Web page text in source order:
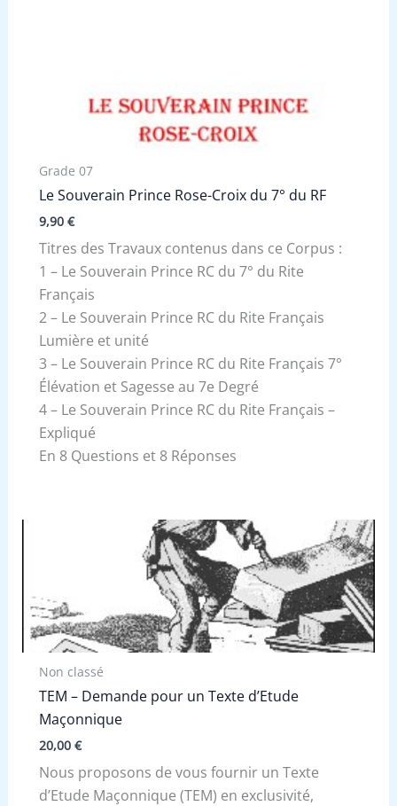
Grade 07
Le Souverain Prince Rose-Croix du 7° du RF
9,90 €
Titres des Travaux contenus dans ce Corpus :
1 – Le Souverain Prince RC du 7° du Rite
Français
2 – Le Souverain Prince RC du Rite Français
Lumière et unité
3 – Le Souverain Prince RC du Rite Français 7°
Élévation et Sagesse au 7e Degré
4 – Le Souverain Prince RC du Rite Français –
Expliqué
En 8 Questions et 8 Réponses
Non classé
TEM – Demande pour un Texte d’Etude
Maçonnique
20,00 €
Nous proposons de vous fournir un Texte
d’Etude Maçonnique (TEM) en exclusivité,